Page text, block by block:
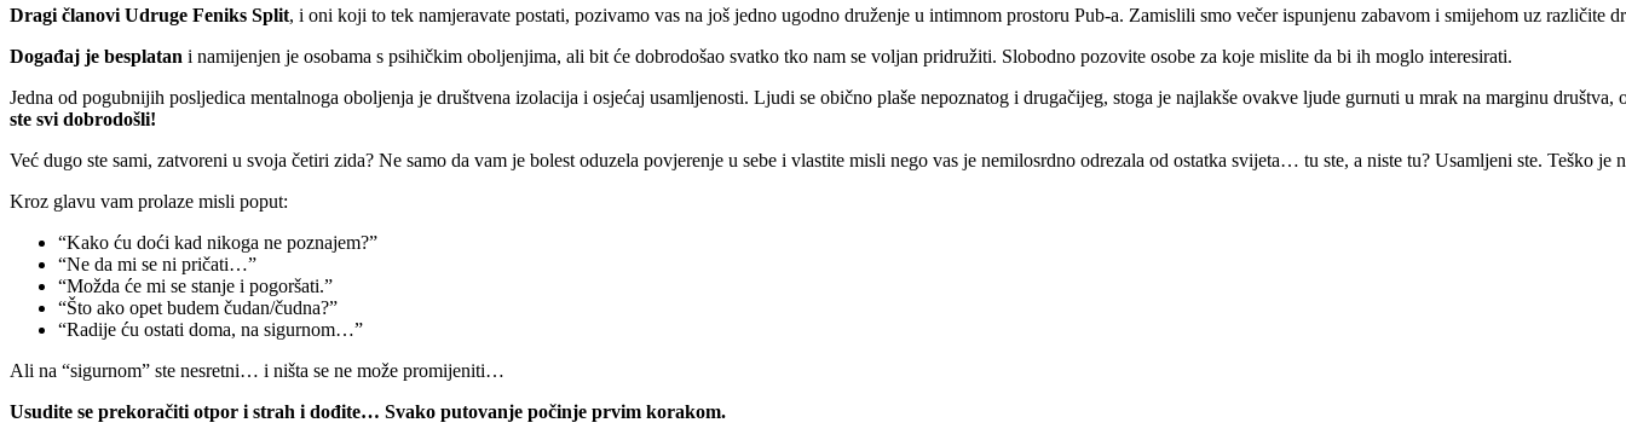
Dragi članovi Udruge Feniks Split, i oni koji to tek namjeravate postati, pozivamo vas na još jedno ugodno druženje u intimnom prostoru Pub-a. Zamislili smo večer ispunjenu zabavom i smijehom uz različite
Događaj je besplatan i namijenjen je osobama s psihičkim oboljenjima, ali bit će dobrodošao svatko tko nam se voljan pridružiti. Slobodno pozovite osobe za koje mislite da bi ih moglo interesirati.
Jedna od pogubnijih posljedica mentalnoga oboljenja je društvena izolacija i osjećaj usamljenosti. Ljudi se obično plaše nepoznatog i drugačijeg, stoga je najlakše ovakve ljude gurnuti u mrak na marginu
ste svi dobrodošli!
Već dugo ste sami, zatvoreni u svoja četiri zida? Ne samo da vam je bolest oduzela povjerenje u sebe i vlastite misli nego vas je nemilosrdno odrezala od ostatka svijeta… tu ste, a niste tu? Usamljeni ste. Teško
Kroz glavu vam prolaze misli poput:
“Kako ću doći kad nikoga ne poznajem?”
“Ne da mi se ni pričati…”
“Možda će mi se stanje i pogoršati.”
“Što ako opet budem čudan/čudna?”
“Radije ću ostati doma, na sigurnom…”
Ali na “sigurnom” ste nesretni… i ništa se ne može promijeniti…
Usudite se prekoračiti otpor i strah i dođite… Svako putovanje počinje prvim korakom.